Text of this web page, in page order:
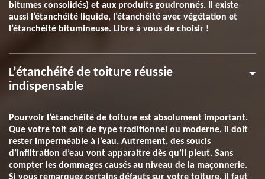
bitumes consolidés) et aux produits goudronnés. Il existe
aussi l’étanchéité liquide, l’étanchéité avec végétation et
l’étanchéité bitumineuse. Libre à vous de choisir !
L’étanchéité de toiture réussie
indispensable
Pourvoir l’étanchéité de toiture est absolument important.
Que votre toit soit de type traditionnel ou moderne, il doit
rester imperméable à l’eau. Autrement, des soucis
d’infiltration d’eau vont apparaitre dès qu’il pleut. Sans
compter les dommages causés au niveau de la maçonnerie.